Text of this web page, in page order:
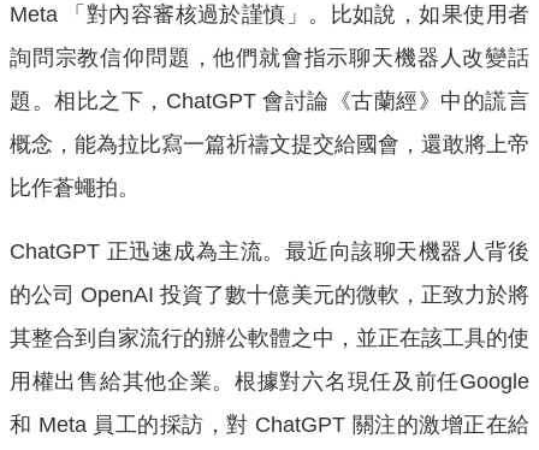
Meta 「對內容審核過於謹慎」。比如說，如果使用者
詢問宗教信仰問題，他們就會指示聊天機器人改變話
題。相比之下，ChatGPT 會討論《古蘭經》中的謊言
概念，能為拉比寫一篇祈禱文提交給國會，還敢將上帝
比作蒼蠅拍。
ChatGPT 正迅速成為主流。最近向該聊天機器人背後
的公司 OpenAI 投資了數十億美元的微軟，正致力於將
其整合到自家流行的辦公軟體之中，並正在該工具的使
用權出售給其他企業。根據對六名現任及前任Google
和 Meta 員工的採訪，對 ChatGPT 關注的激增正在給